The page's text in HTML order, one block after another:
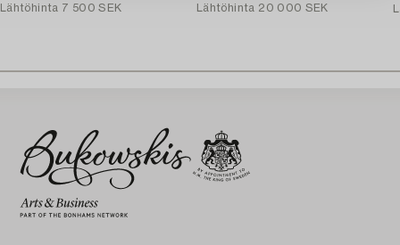
Lähtöhinta 7 500 SEK
Lähtöhinta 20 000 SEK